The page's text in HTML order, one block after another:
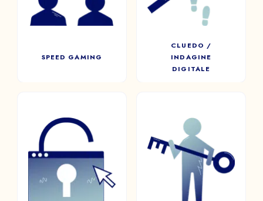
SPEED GAMING
della vostra compagnia.
CLUEDO /
INDAGINE
DIGITALE
l’intera squadra per svelare la
tanto attesa verità.
ESCAPE ROOM
DIGITALE
I giocatori dovranno cercare,
aprire forzieri, scoprire
nuove stanze e risolvere una
serie di enigmi in un tempo
ESCAPE ROOM
FISICA / IBRIDA
Un’esperienza immersiva
fisica o ibrida.